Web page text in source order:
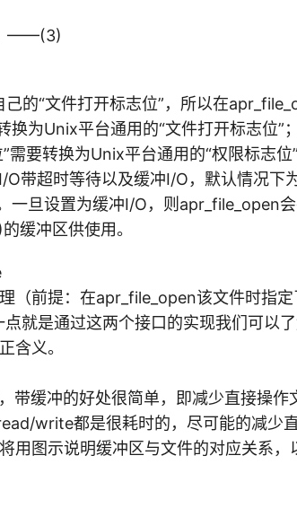
——(3)
的“文件打开标志位”，所以在
换为Unix平台通用的“文件打开标志位”
需要转换为Unix平台通用的“权限标志位
带超时等待以及缓冲I/O，默认情况下
一旦设置为缓冲I/O，则apr_file_open
缓冲区供使用。
（前提：在apr_file_open该文件时指
就是通过这两个接口的实现我们可以
含义。
带缓冲的好处很简单，即减少直接操作
write都是很耗时的，尽可能的减少
用图示说明缓冲区与文件的对应关系，